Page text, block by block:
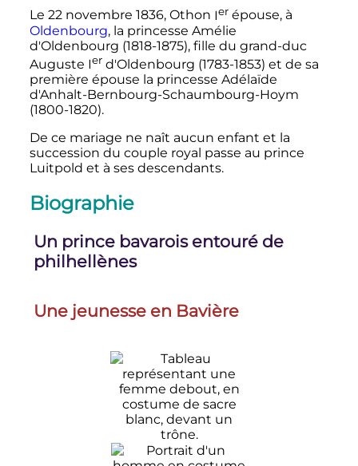
Le 22 novembre 1836, Othon Ierépouse, à
Oldenbourg, la princesse Amélie
d'Oldenbourg (1818-1875), fille du grand-duc
Auguste Ierd'Oldenbourg (1783-1853) et de sa
première épouse la princesse Adélaïde
d'Anhalt-Bernbourg-Schaumbourg-Hoym
(1800-1820).
De ce mariage ne naît aucun enfant et la
succession du couple royal passe au prince
Luitpold et à ses descendants.
Biographie
Un prince bavarois entouré de
philhellènes
Une jeunesse en Bavière